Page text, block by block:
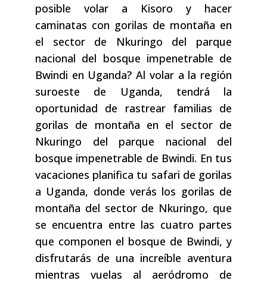
posible volar a Kisoro y hacer
caminatas con gorilas de montaña en
el sector de Nkuringo del parque
nacional del bosque impenetrable de
Bwindi en Uganda? Al volar a la región
suroeste de Uganda, tendrá la
oportunidad de rastrear familias de
gorilas de montaña en el sector de
Nkuringo del parque nacional del
bosque impenetrable de Bwindi. En tus
vacaciones planifica tu safari de gorilas
a Uganda, donde verás los gorilas de
montaña del sector de Nkuringo, que
se encuentra entre las cuatro partes
que componen el bosque de Bwindi, y
disfrutarás de una increíble aventura
mientras vuelas al aeródromo de